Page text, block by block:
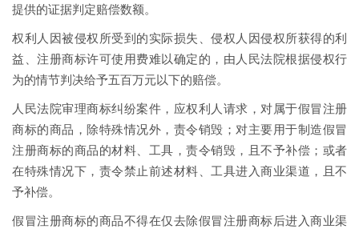
提供的证据判定赔偿数额。
权利人因被侵权所受到的实际损失、侵权人因侵权所获得的利
益、注册商标许可使用费难以确定的，由人民法院根据侵权行
为的情节判决给予五百万元以下的赔偿。
人民法院审理商标纠纷案件，应权利人请求，对属于假冒注册
商标的商品，除特殊情况外，责令销毁；对主要用于制造假冒
注册商标的商品的材料、工具，责令销毁，且不予补偿；或者
在特殊情况下，责令禁止前述材料、工具进入商业渠道，且不
予补偿。
假冒注册商标的商品不得在仅去除假冒注册商标后进入商业渠